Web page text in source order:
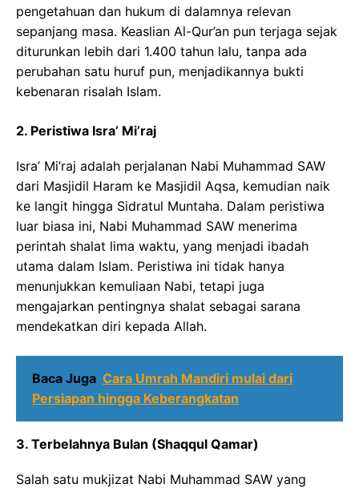
pengetahuan dan hukum di dalamnya relevan
sepanjang masa. Keaslian Al-Qur’an pun terjaga sejak
diturunkan lebih dari 1.400 tahun lalu, tanpa ada
perubahan satu huruf pun, menjadikannya bukti
kebenaran risalah Islam.
2. Peristiwa Isra’ Mi’raj
Isra’ Mi’raj adalah perjalanan Nabi Muhammad SAW
dari Masjidil Haram ke Masjidil Aqsa, kemudian naik
ke langit hingga Sidratul Muntaha. Dalam peristiwa
luar biasa ini, Nabi Muhammad SAW menerima
perintah shalat lima waktu, yang menjadi ibadah
utama dalam Islam. Peristiwa ini tidak hanya
menunjukkan kemuliaan Nabi, tetapi juga
mengajarkan pentingnya shalat sebagai sarana
mendekatkan diri kepada Allah.
Baca Juga Cara Umrah Mandiri mulai dari
Persiapan hingga Keberangkatan
3. Terbelahnya Bulan (Shaqqul Qamar)
Salah satu mukjizat Nabi Muhammad SAW yang